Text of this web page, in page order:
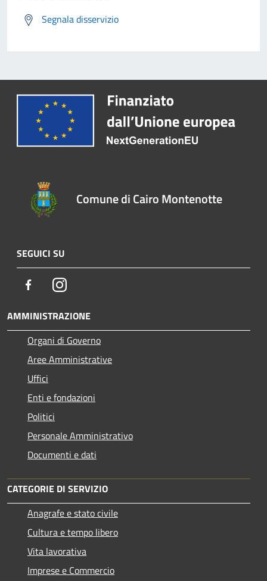
Segnala disservizio
Comune di Cairo Montenotte
SEGUICI SU
FacebookInstagram
AMMINISTRAZIONE
Organi di Governo
Aree Amministrative
Uffici
Enti e fondazioni
Politici
Personale Amministrativo
Documenti e dati
CATEGORIE DI SERVIZIO
Anagrafe e stato civile
Cultura e tempo libero
Vita lavorativa
Imprese e Commercio